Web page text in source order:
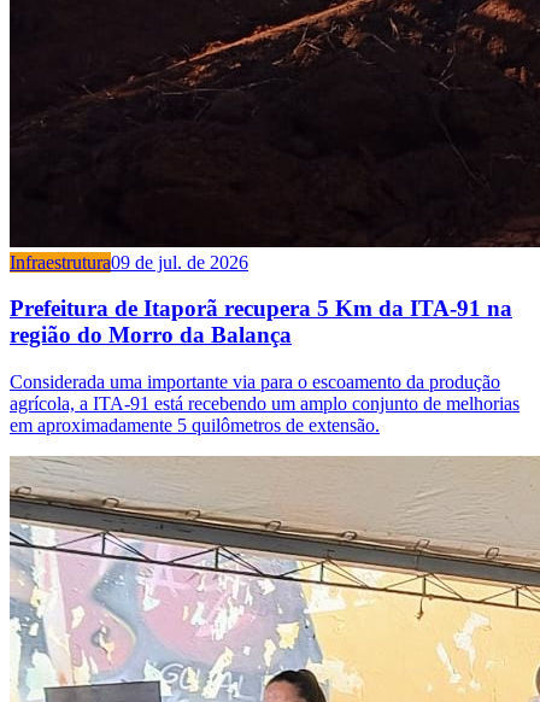
Infraestrutura09 de jul. de 2026
Prefeitura de Itaporã recupera 5 Km da ITA-91 na
região do Morro da Balança
Considerada uma importante via para o escoamento da produção
agrícola, a ITA-91 está recebendo um amplo conjunto de melhorias
em aproximadamente 5 quilômetros de extensão.